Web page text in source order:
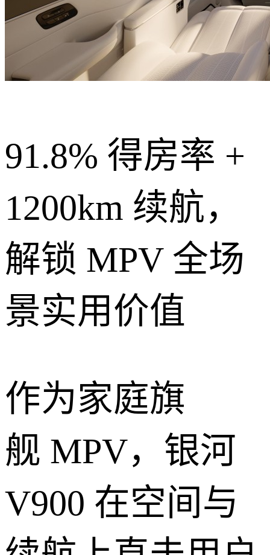
91.8% 得房率 +
1200km 续航，
解锁 MPV 全场
景实用价值
作为家庭旗
舰 MPV，银河
V900 在空间与